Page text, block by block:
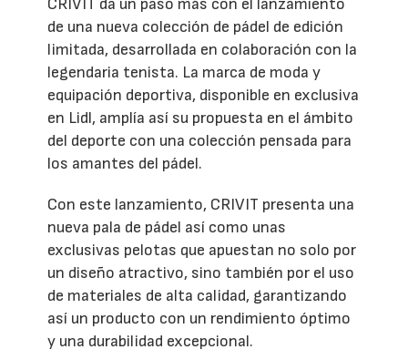
CRIVIT da un paso más con el lanzamiento
de una nueva colección de pádel de edición
limitada, desarrollada en colaboración con la
legendaria tenista. La marca de moda y
equipación deportiva, disponible en exclusiva
en Lidl, amplía así su propuesta en el ámbito
del deporte con una colección pensada para
los amantes del pádel.
Con este lanzamiento, CRIVIT presenta una
nueva pala de pádel así como unas
exclusivas pelotas que apuestan no solo por
un diseño atractivo, sino también por el uso
de materiales de alta calidad, garantizando
así un producto con un rendimiento óptimo
y una durabilidad excepcional.